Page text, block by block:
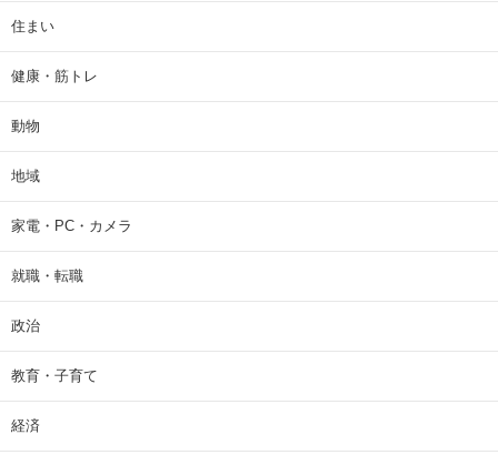
住まい
健康・筋トレ
動物
地域
家電・PC・カメラ
就職・転職
政治
教育・子育て
経済